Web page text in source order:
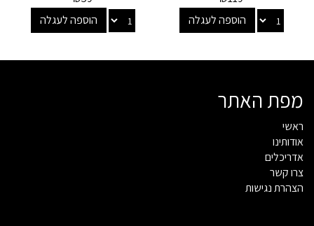
הוספה לעגלה
הוספה לעגלה
מפת האתר
ראשי
אודותינו
אדריכלים
צרו קשר
הצהרת נגישות